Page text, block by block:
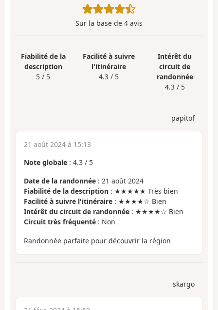
Sur la base de 4 avis
Fiabilité de la
description
5 / 5
Facilité à suivre
l'itinéraire
4.3 / 5
Intérêt du
circuit de
randonnée
4.3 / 5
papitof
21 août 2024 à 15:13
Note globale : 4.3 / 5
Date de la randonnée : 21 août 2024
Fiabilité de la description : ★★★★★ Très bien
Facilité à suivre l'itinéraire : ★★★★☆ Bien
Intérêt du circuit de randonnée : ★★★★☆ Bien
Circuit très fréquenté : Non
Randonnée parfaite pour découvrir la région
skargo